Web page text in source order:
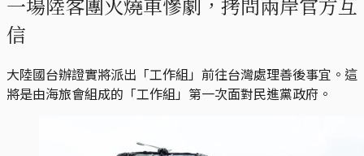
信
大陸國台辦證實將派出「工作組」前往台灣處理善後事宜。這
將是由海旅會組成的「工作組」第一次面對民進黨政府。